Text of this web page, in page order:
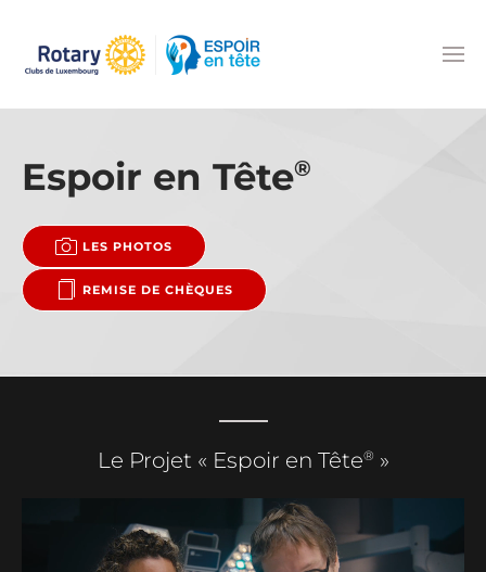
Accéder au contenu principal
Espoir en Tête®
LES PHOTOS
REMISE DE CHÈQUES
Le Projet « Espoir en Tête® »